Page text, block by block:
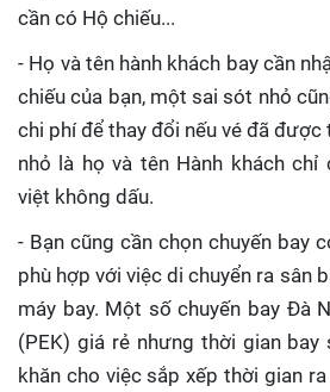
cần có Hộ chiếu...
- Họ và tên hành khách bay cần
chiếu của bạn, một sai sót nhỏ
chi phí để thay đổi nếu vé đã
nhỏ là họ và tên Hành khách chỉ
việt không dấu.
- Bạn cũng cần chọn chuyến bay
phù hợp với việc di chuyển ra sân
máy bay. Một số chuyến bay Đà
(PEK) giá rẻ nhưng thời gian bay
khăn cho việc sắp xếp thời gian